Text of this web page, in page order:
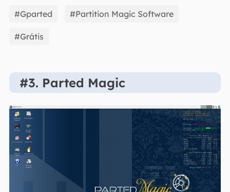
#Gparted #Partition Magic Software
#Grátis
#3. Parted Magic